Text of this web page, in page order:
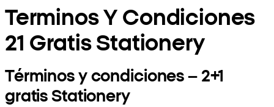
Terminos Y Condiciones
21 Gratis Stationery
Términos y condiciones – 2+1
gratis Stationery